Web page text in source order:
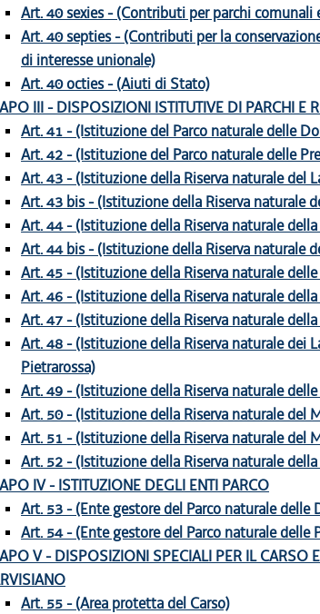
Art. 40 sexies - (Contributi per parchi comunali
Art. 40 septies - (Contributi per la
di interesse unionale)
Art. 40 octies - (Aiuti di Stato)
III - DISPOSIZIONI ISTITUTIVE DI PARCHI E
Art. 41 - (Istituzione del Parco naturale delle
Art. 42 - (Istituzione del Parco naturale delle
Art. 43 - (Istituzione della Riserva naturale del
Art. 43 bis - (Istituzione della Riserva naturale
Art. 44 - (Istituzione della Riserva naturale
Art. 44 bis - (Istituzione della Riserva naturale
Art. 45 - (Istituzione della Riserva naturale
Art. 46 - (Istituzione della Riserva naturale della
Art. 47 - (Istituzione della Riserva naturale
Art. 48 - (Istituzione della Riserva naturale dei
Pietrarossa)
Art. 49 - (Istituzione della Riserva naturale
Art. 50 - (Istituzione della Riserva naturale del
Art. 51 - (Istituzione della Riserva naturale del
Art. 52 - (Istituzione della Riserva naturale della
IV - ISTITUZIONE DEGLI ENTI PARCO
Art. 53 - (Ente gestore del Parco naturale delle
Art. 54 - (Ente gestore del Parco naturale delle
V - DISPOSIZIONI SPECIALI PER IL CARSO
Art. 55 - (Area protetta del Carso)